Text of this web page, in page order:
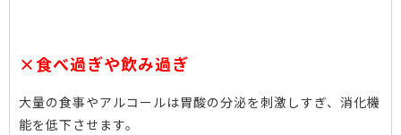
×食べ過ぎや飲み過ぎ
大量の食事やアルコールは胃酸の分泌を刺激しすぎ、消化機
能を低下させます。